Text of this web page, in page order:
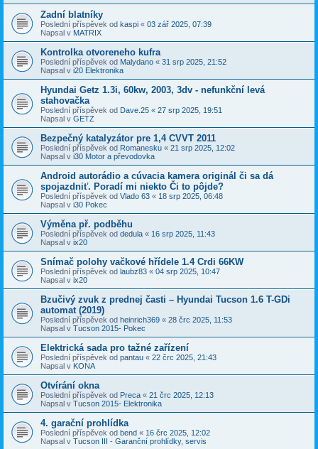
Zadní blatníky
Poslední příspěvek od kaspi « 03 zář 2025, 07:39
Napsal v MATRIX
Kontrolka otvoreneho kufra
Poslední příspěvek od Malydano « 31 srp 2025, 21:52
Napsal v i20 Elektronika
Hyundai Getz 1.3i, 60kw, 2003, 3dv - nefunkční levá
stahovačka
Poslední příspěvek od Dave.25 « 27 srp 2025, 19:51
Napsal v GETZ
Bezpečný katalyzátor pre 1,4 CVVT 2011
Poslední příspěvek od Romanesku « 21 srp 2025, 12:02
Napsal v i30 Motor a převodovka
Android autorádio a cúvacia kamera originál či sa dá
spojazdniť. Poradí mi niekto Či to pôjde?
Poslední příspěvek od Vlado 63 « 18 srp 2025, 06:48
Napsal v i30 Pokec
Výměna př. podběhu
Poslední příspěvek od dedula « 16 srp 2025, 11:43
Napsal v ix20
Snímač polohy vačkové hřídele 1.4 Crdi 66KW
Poslední příspěvek od laubz83 « 04 srp 2025, 10:47
Napsal v ix20
Bzučivý zvuk z prednej časti – Hyundai Tucson 1.6 T-GDi
automat (2019)
Poslední příspěvek od heinrich369 « 28 črc 2025, 11:53
Napsal v Tucson 2015- Pokec
Elektrická sada pro tažné zařízení
Poslední příspěvek od pantau « 22 črc 2025, 21:43
Napsal v KONA
Otvírání okna
Poslední příspěvek od Preca « 21 črc 2025, 12:13
Napsal v Tucson 2015- Elektronika
4. garační prohlídka
Poslední příspěvek od bend « 16 črc 2025, 12:02
Napsal v Tucson III - Garanční prohlídky, servis